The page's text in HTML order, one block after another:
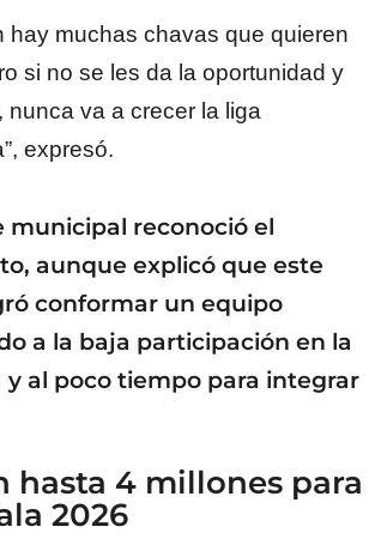
hay muchas chavas que quieren
si no se les da la oportunidad y
nunca va a crecer la liga
expresó.
municipal reconoció el
aunque explicó que este
conformar un equipo
a la baja participación en la
al poco tiempo para integrar
hasta 4 millones para
2026